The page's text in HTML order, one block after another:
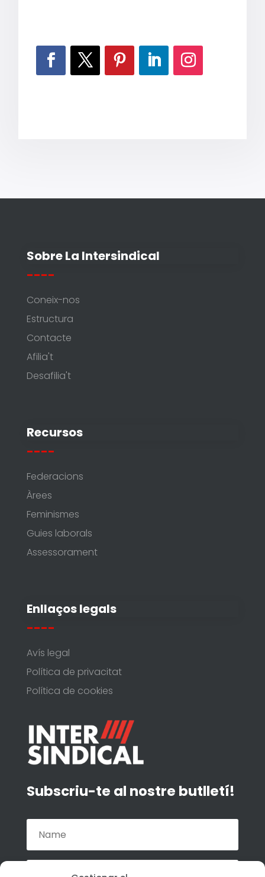
Sobre La Intersindical
----
Coneix-nos
Estructura
Contacte
Afilia't
Desafilia't
Recursos
----
Federacions
Àrees
Feminismes
Guies laborals
Assessorament
Enllaços legals
----
Avís legal
Política de privacitat
Política de cookies
Subscriu-te al nostre butlletí!